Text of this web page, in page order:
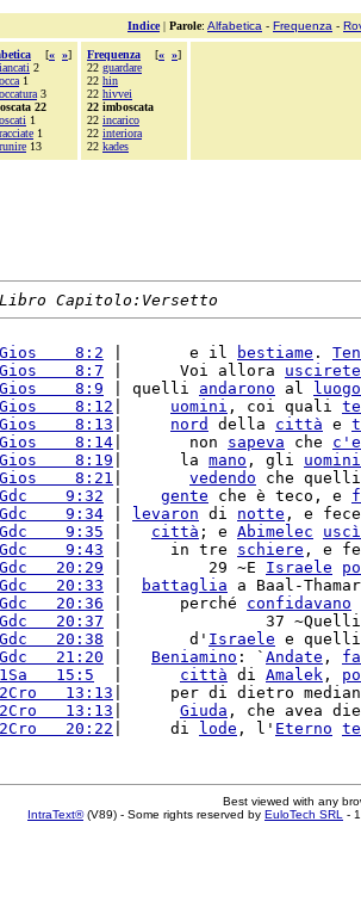
Indice| Parole: Alfabetica - Frequenza -
[« »]
2
1
3
22
1
1
13
Frequenza [« »]
22 guardare
22 hin
22 hivvei
22 imboscata
22 incarico
22 interiora
22 kades
Libro Capitolo:Versetto
Gios    8:2 |       e il bestiame .
Gios    8:7 |      Voi allora uscirete
Gios    8:9 | quelli andarono al
luogo
Gios    8:12 uomini , coi quali
Gios    8:13 nord della città e
Gios    8:14 |       non sapeva che c'
Gios    8:19 |      la mano , gli uomini
Gios    8:21 vedendo che
Gdc    9:32 gente che è teco, e
Gdc    9:34 levaron di notte , e
Gdc    9:35 città ; e Abimelec
uscì
Gdc    9:43 |     in tre schiere , e
Gdc   20:29 |         29 ~E Israele
Gdc   20:33 battaglia a Baal-
Gdc   20:36 |      perché confidavano
Gdc   20:37 |               37
Gdc   20:38 |       d' Israele e
Gdc   21:20 Beniamino : ` Andate ,
1Sa   15:5 città di Amalek ,
2Cro   13:13 |     per di dietro
2Cro   13:13 Giuda , che avea
2Cro   20:22 |     di lode , l' Eterno
Best viewed with any
IntraText®(V89) - Some rights reserved by EuloTech SRL -